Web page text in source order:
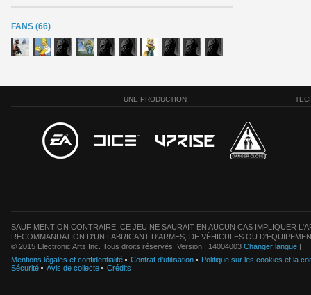
FANS (66)
UNE PRODUCTION
SAUF MENTION CONTRAIRE, CE JEU NE SAURAIT EN AUCUN CAS IMPLIQUER
RECOMMANDATION D'UN FABRICANT D'ARMES, DE VÉHICULES OU
© 2015 Electronic Arts Inc. Tous droits réservés. Version : 14004003 Changer langue |
Mentions légales et confidentialité
Contrat d'utilisation
Politique sur les cookies et la
Sécurité
Avis de collecte Crédits